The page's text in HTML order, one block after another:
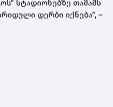
სტადიონებზე თამაშს
დერბი იქნება“, –